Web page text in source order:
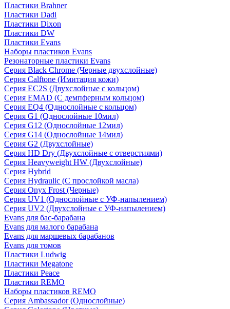
Пластики Brahner
Пластики Dadi
Пластики Dixon
Пластики DW
Пластики Evans
Наборы пластиков Evans
Резонаторные пластики Evans
Серия Black Chrome (Черные двухслойные)
Серия Calftone (Имитация кожи)
Серия EC2S (Двухслойные с кольцом)
Серия EMAD (С демпферным кольцом)
Серия EQ4 (Однослойные с кольцом)
Серия G1 (Однослойные 10мил)
Серия G12 (Однослойные 12мил)
Серия G14 (Однослойные 14мил)
Серия G2 (Двухслойные)
Серия HD Dry (Двухслойные с отверстиями)
Серия Heavyweight HW (Двухслойные)
Серия Hybrid
Серия Hydraulic (С прослойкой масла)
Серия Onyx Frost (Черные)
Серия UV1 (Однослойные с УФ-напылением)
Серия UV2 (Двухслойные с УФ-напылением)
Evans для бас-барабана
Evans для малого барабана
Evans для маршевых барабанов
Evans для томов
Пластики Ludwig
Пластики Megatone
Пластики Peace
Пластики REMO
Наборы пластиков REMO
Серия Ambassador (Однослойные)